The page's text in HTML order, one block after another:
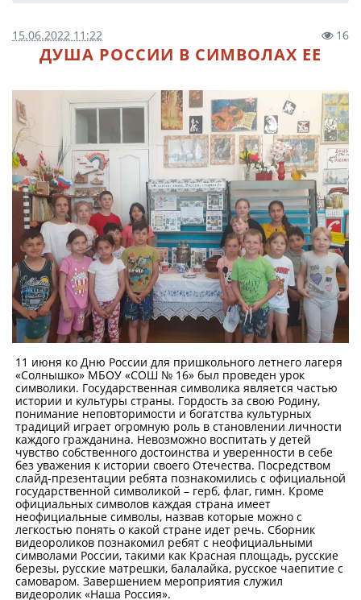
15.06.2022 11:22 16
ДУША РОССИИ В СИМВОЛАХ ЕЕ
11 июня ко Дню России для пришкольного летнего лагеря
«Солнышко» МБОУ «СОШ № 16» был проведен урок
символики. Государственная символика является частью
истории и культуры страны. Гордость за свою Родину,
понимание неповторимости и богатства культурных
традиций играет огромную роль в становлении личности
каждого гражданина. Невозможно воспитать у детей
чувство собственного достоинства и уверенности в себе
без уважения к истории своего Отечества. Посредством
слайд-презентации ребята познакомились с официальной
государственной символикой – герб, флаг, гимн. Кроме
официальных символов каждая страна имеет
неофициальные символы, назвав которые можно с
легкостью понять о какой стране идет речь. Сборник
видеороликов познакомил ребят с неофициальными
символами России, такими как Красная площадь, русские
березы, русские матрешки, балалайка, русское чаепитие с
самоваром. Завершением мероприятия служил
видеоролик «Наша Россия».